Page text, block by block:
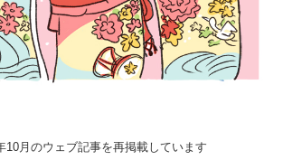
月のウェブ記事を再掲載しています